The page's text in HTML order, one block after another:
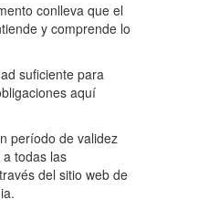
conlleva que el
y comprende lo
suficiente para
aquí
período de validez
todas las
del sitio web de